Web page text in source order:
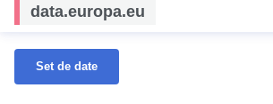
data.europa.eu
Set de date